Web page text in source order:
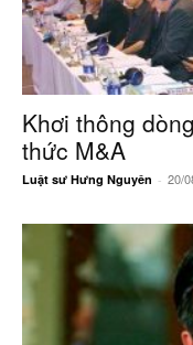
Khơi thông
thức M&A
Luật sư Hưng Nguyên - 20/